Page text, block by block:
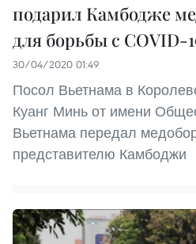
подарил Камбодже
для борьбы с COVID-
30/04/2020 01:49
Посол Вьетнама в
Куанг Минь от имени
Вьетнама передал
представителю Камбоджи